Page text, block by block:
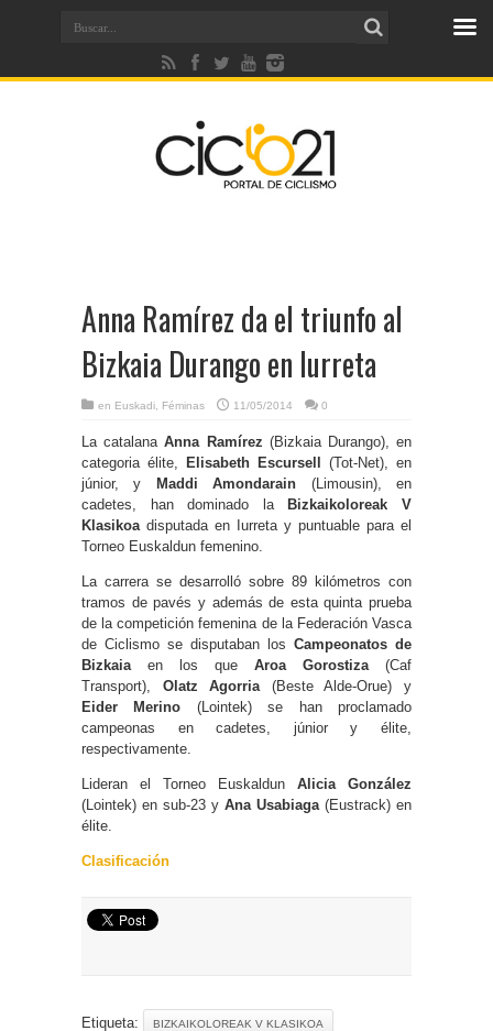
Anna Ramírez da el triunfo al
Bizkaia Durango en Iurreta
en Euskadi Féminas 11/05/2014 0
La catalanaAnna Ramírez (Bizkaia Durango), en
categoria élite,
Elisabeth Escursell
(Tot-Net), en
júnior, y
Maddi Amondarain (Limousin), en
cadetes, han dominado laBizkaikoloreak V
Klasikoadisputada en Iurreta y puntuable para el
Torneo Euskaldun femenino.
La carrera se desarrolló sobre 89 kilómetros con
tramos de pavés y además de esta quinta prueba
de la competición femenina de la Federación Vasca
de Ciclismo se disputaban los Campeonatos de
Bizkaiaen los que Aroa Gorostiza(Caf
Transport), Olatz Agorria(Beste Alde-Orue) y
Eider Merino (Lointek) se han proclamado
campeonas en cadetes, júnior y élite,
respectivamente.
Lideran el Torneo Euskaldun Alicia González
(Lointek) en sub-23 y Ana Usabiaga(Eustrack) en
élite.
Clasificación
Etiqueta: BIZKAIKOLOREAK V KLASIKOA